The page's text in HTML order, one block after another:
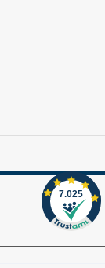
7.025